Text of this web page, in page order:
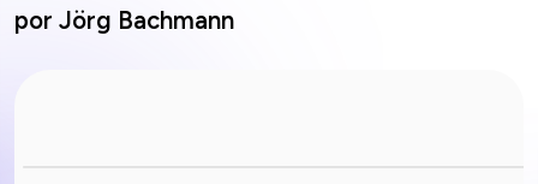
por Jörg Bachmann